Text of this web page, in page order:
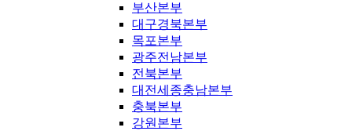
부산본부
대구경북본부
목포본부
광주전남본부
전북본부
대전세종충남본부
충북본부
강원본부